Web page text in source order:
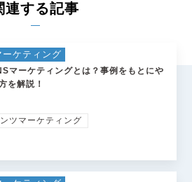
連する記事
ーケティング
マーケティングとは？事例をもとにや
を解説！
ツマーケティング